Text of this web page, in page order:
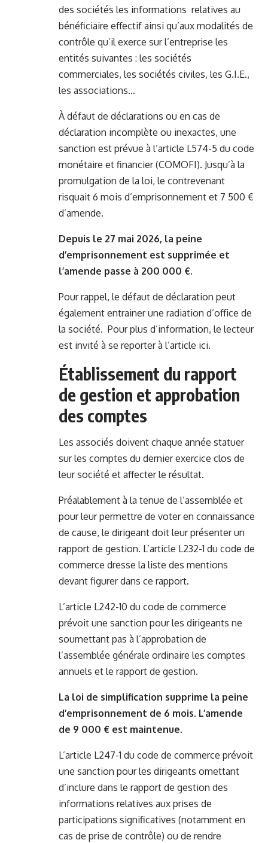
des sociétés les informations relatives au
bénéficiaire effectif ainsi qu’aux modalités de
contrôle qu’il exerce sur l’entreprise les
entités suivantes : les sociétés
commerciales, les sociétés civiles, les G.I.E.,
les associations…
À défaut de déclarations ou en cas de
déclaration incomplète ou inexactes, une
sanction est prévue à l’article L574-5 du code
monétaire et financier (COMOFI). Jusqu’à la
promulgation de la loi, le contrevenant
risquait 6 mois d’emprisonnement et 7 500 €
d’amende.
Depuis le 27 mai 2026, la peine
d’emprisonnement est supprimée et
l’amende passe à 200 000 €.
Pour rappel, le défaut de déclaration peut
également entrainer une radiation d’office de
la société. Pour plus d’information, le lecteur
est invité à se reporter à l’article ici.
Établissement du rapport
de gestion et approbation
des comptes
Les associés doivent chaque année statuer
sur les comptes du dernier exercice clos de
leur société et affecter le résultat.
Préalablement à la tenue de l’assemblée et
pour leur permettre de voter en connaissance
de cause, le dirigeant doit leur présenter un
rapport de gestion. L’article L232-1 du code de
commerce dresse la liste des mentions
devant figurer dans ce rapport.
L’article L242-10 du code de commerce
prévoit une sanction pour les dirigeants ne
soumettant pas à l’approbation de
l’assemblée générale ordinaire les comptes
annuels et le rapport de gestion.
La loi de simplification supprime la peine
d’emprisonnement de 6 mois. L’amende
de 9 000 € est maintenue.
L’article L247-1 du code de commerce prévoit
une sanction pour les dirigeants omettant
d’inclure dans le rapport de gestion des
informations relatives aux prises de
participations significatives (notamment en
cas de prise de contrôle) ou de rendre